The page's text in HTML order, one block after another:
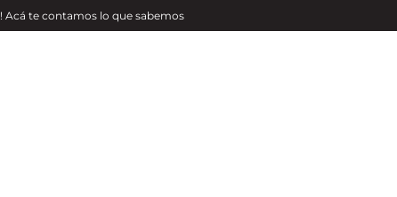
Acá te contamos lo que sabemos